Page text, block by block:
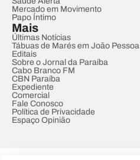
Mercado em Movimento
Papo Íntimo
Mais
Últimas Notícias
Tábuas de Marés em João Pessoa
Editais
Sobre o Jornal da Paraíba
Cabo Branco FM
CBN Paraíba
Expediente
Comercial
Fale Conosco
Política de Privacidade
Espaço Opinião